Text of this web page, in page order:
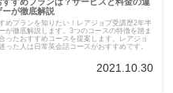
が徹底解説
めプランを知りたい！レアジョブ受講歴2年半
が徹底解説します。3つのコースの特徴を踏ま
ったおすすめコースを提案します。レアジョ
った人は日常英会話コースがおすすめです。
2021.10.30